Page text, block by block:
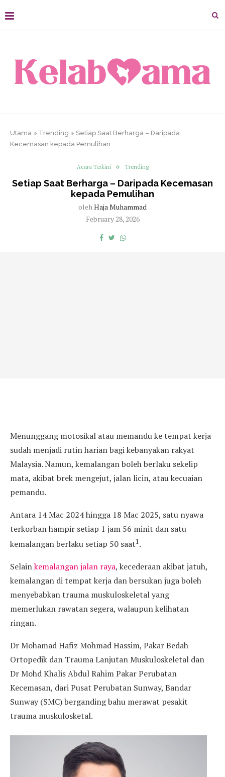
Utama » Trending » Setiap Saat Berharga – Daripada
Kecemasan kepada Pemulihan
Acara Terkini Trending
Setiap Saat Berharga – Daripada Kecemasan
kepada Pemulihan
olehHaja Muhammad
February 28, 2026
Menunggang motosikal atau memandu ke tempat kerja
sudah menjadi rutin harian bagi kebanyakan rakyat
Malaysia. Namun, kemalangan boleh berlaku sekelip
mata, akibat brek mengejut, jalan licin, atau kecuaian
pemandu.
Antara 14 Mac 2024 hingga 18 Mac 2025, satu nyawa
terkorban hampir setiap 1 jam 56 minit dan satu
kemalangan berlaku setiap 50 saat1.
Selainkemalangan jalan raya, kecederaan akibat jatuh,
kemalangan di tempat kerja dan bersukan juga boleh
menyebabkan trauma muskuloskeletal yang
memerlukan rawatan segera, walaupun kelihatan
ringan.
Dr Mohamad Hafiz Mohmad Hassim, Pakar Bedah
Ortopedik dan Trauma Lanjutan Muskuloskeletal dan
Dr Mohd Khalis Abdul Rahim Pakar Perubatan
Kecemasan, dari Pusat Perubatan Sunway, Bandar
Sunway (SMC) berganding bahu merawat pesakit
trauma muskulosketal.